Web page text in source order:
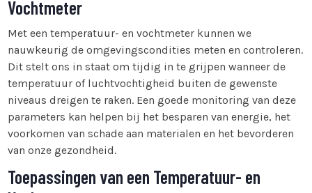
Vochtmeter
Met een temperatuur- en vochtmeter kunnen we
nauwkeurig de omgevingscondities meten en controleren.
Dit stelt ons in staat om tijdig in te grijpen wanneer de
temperatuur of luchtvochtigheid buiten de gewenste
niveaus dreigen te raken. Een goede monitoring van deze
parameters kan helpen bij het besparen van energie, het
voorkomen van schade aan materialen en het bevorderen
van onze gezondheid.
Toepassingen van een Temperatuur- en